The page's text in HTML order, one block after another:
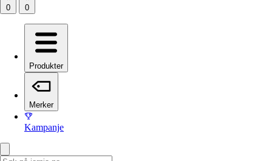
Produkter
Merker
Kampanje